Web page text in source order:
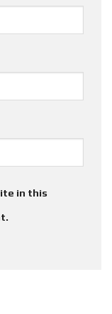
in this